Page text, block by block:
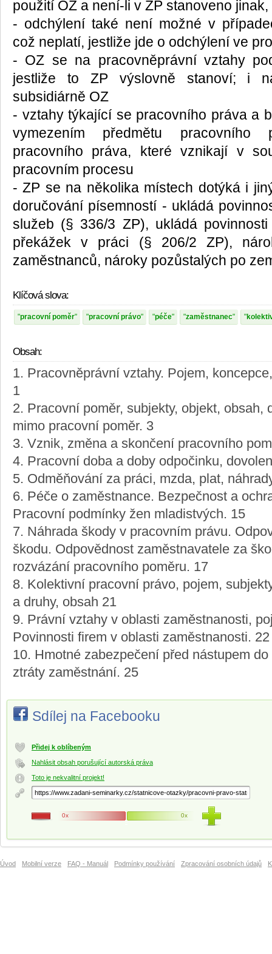
použití OZ a není-li v ZP stanoveno
- odchýlení také není možné v
což neplatí, jestliže jde o odchýlení ve
- OZ se na pracovněprávní vztahy
jestliže to ZP výslovně stanoví; i
subsidiárně OZ
- vztahy týkající se pracovního práva a
vymezením předmětu pracovního
pracovního práva, které vznikají v
pracovním procesu
- ZP se na několika místech dotýká i
doručování písemností - ukládá
služeb (§ 336/3 ZP), ukládá
překážek v práci (§ 206/2 ZP),
zaměstnanců, nároky pozůstalých po
Klíčová slova:
pracovní poměr pracovní právo péče zaměstnanec
Obsah:
1. Pracovněprávní vztahy. Pojem,
1
2. Pracovní poměr, subjekty, objekt, obsah,
mimo pracovní poměr. 3
3. Vznik, změna a skončení pracovního
4. Pracovní doba a doby odpočinku,
5. Odměňování za práci, mzda, plat,
6. Péče o zaměstnance. Bezpečnost a
Pracovní podmínky žen mladistvých. 15
7. Náhrada škody v pracovním právu.
škodu. Odpovědnost zaměstnavatele za
rozvázání pracovního poměru. 17
8. Kolektivní pracovní právo, pojem,
a druhy, obsah 21
9. Právní vztahy v oblasti zaměstnanosti,
Povinnosti firem v oblasti zaměstnanosti. 22
10. Hmotné zabezpečení před nástupem
ztráty zaměstnání. 25
Sdílej na Facebooku
Přidej k oblíbeným
Nahlásit obsah porušující autorská práva
Toto je nekvalitní projekt!
0x 0x
Úvod Mobilní verze FAQ - Manuál Podmínky používání Zpracování osobních údajů